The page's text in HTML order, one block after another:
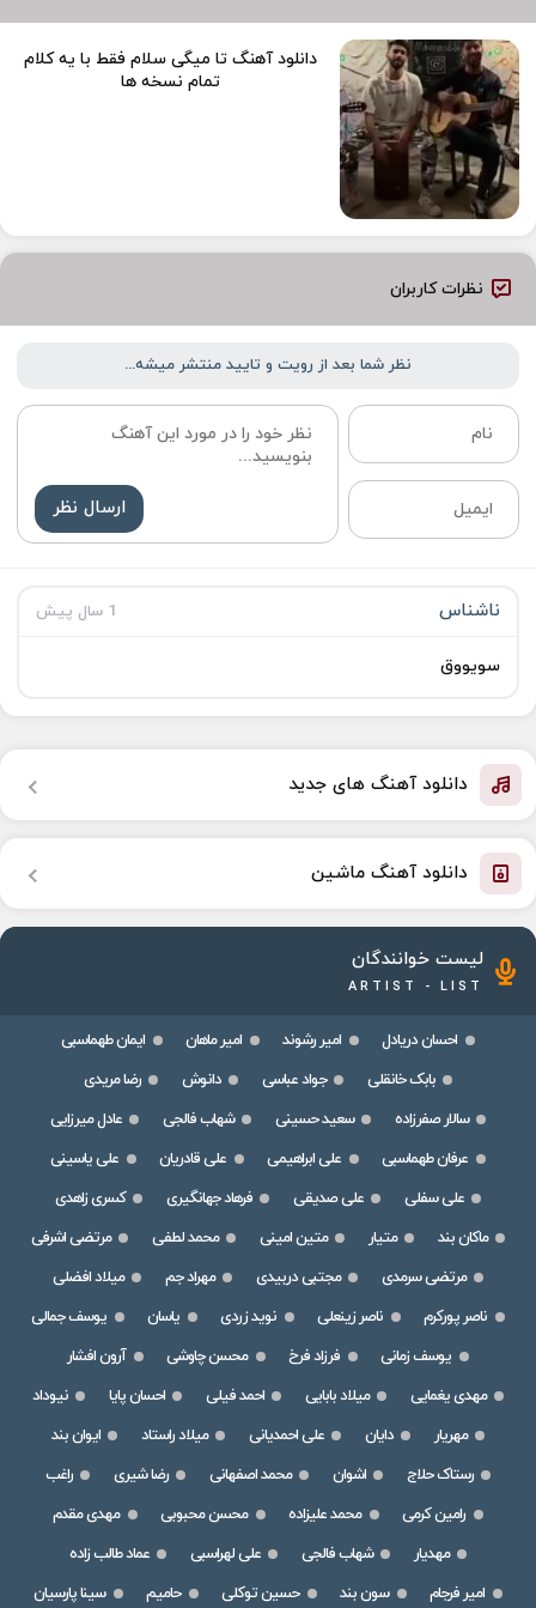
دانلود آهنگ تا میگی سلام فقط با یه کلام
تمام نسخه ها
نظرات کاربران
نظر شما بعد از رویت و تایید منتشر میشه...
ارسال نظر
ناشناس 1 سال پیش
سویووق
دانلود آهنگ های جدید
دانلود آهنگ ماشین
لیست خوانندگان
ARTIST - LIST
احسان دریادل امیر رشوند امیر ماهان
ایمان طهماسبی
بابک خانقلی
جواد عباسی دانوش
رضا مریدی
سالار صفرزاده
سعید حسینی شهاب فالجی
عادل میرزایی
عرفان طهماسبی
علی ابراهیمی علی قادریان
علی یاسینی
علی سفلی
علی صدیقی فرهاد جهانگیری
کسری زاهدی
ماکان بند
متیار متین امینی محمد لطفی
مرتضی اشرفی
مرتضی سرمدی
مجتبی دربیدی مهراد جم
میلاد افضلی
ناصر پورکرم
ناصر زینعلی نوید زردی یاسان
یوسف جمالی
یوسف زمانی
فرزاد فرخ محسن چاوشی
آرون افشار
مهدی یغمایی
میلاد بابایی احمد فیلی احسان پایا
نیوداد
مهریار
دایان علی احمدیانی میلاد راستاد
ایوان بند
رستاک حلاج
اشوان محمد اصفهانی رضا شیری
راغب
رامین کرمی
محمد علیزاده محسن محبوبی
مهدی مقدم
مهدیار
شهاب فالجی علی لهراسبی
عماد طالب زاده
امیر فرجام
سون بند حسین توکلی حامیم سینا پارسیان